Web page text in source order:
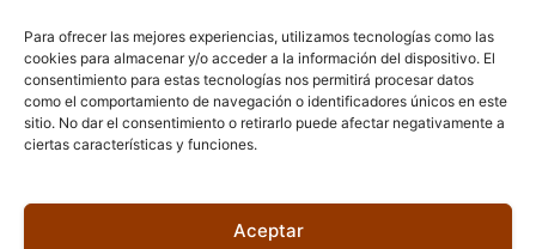
Para ofrecer las mejores experiencias, utilizamos tecnologías como las
cookies para almacenar y/o acceder a la información del dispositivo. El
consentimiento para estas tecnologías nos permitirá procesar datos
como el comportamiento de navegación o identificadores únicos en este
sitio. No dar el consentimiento o retirarlo puede afectar negativamente a
ciertas características y funciones.
Aceptar
Aviso legal|Accesibilidad